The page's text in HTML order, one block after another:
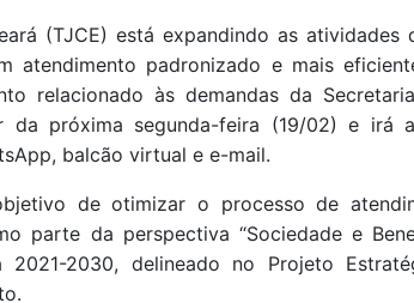
(TJCE) está expandindo as atividades
atendimento padronizado e mais
relacionado às demandas da
da próxima segunda-feira (19/02) e irá
balcão virtual e e-mail.
de otimizar o processo de
parte da perspectiva “Sociedade e
2030, delineado no Projeto